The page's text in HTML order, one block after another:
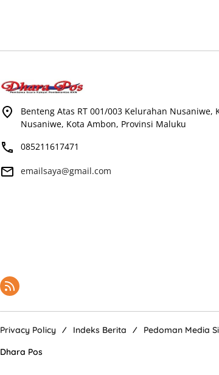
Benteng Atas RT 001/003 Kelurahan Nusaniwe,
Nusaniwe, Kota Ambon, Provinsi Maluku
085211617471
emailsaya@gmail.com
Privacy Policy Indeks Berita
Pedoman Media
Dhara Pos